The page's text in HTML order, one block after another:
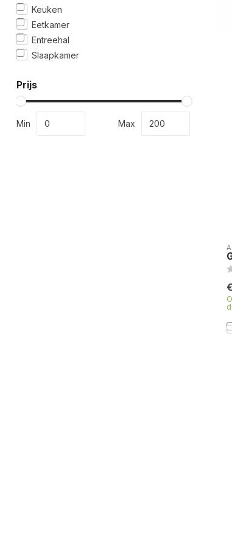
Keuken
Eetkamer
Entreehal
Slaapkamer
Prijs
Min Max